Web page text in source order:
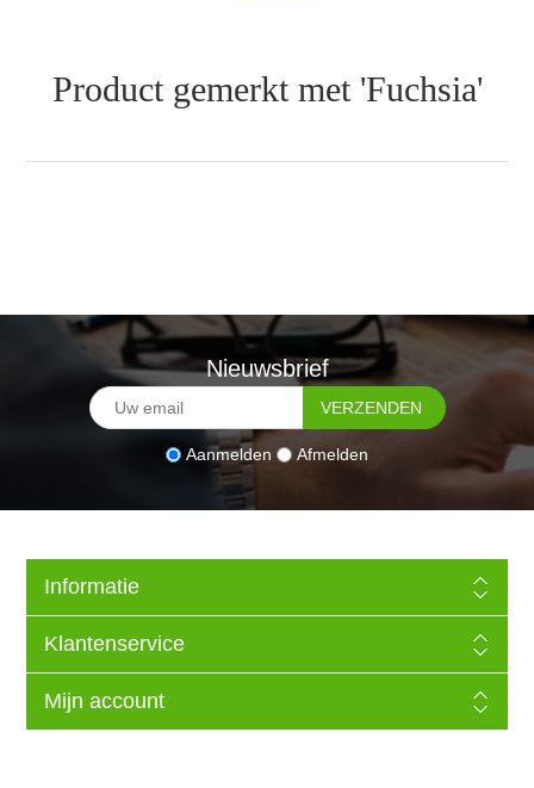
Product gemerkt met 'Fuchsia'
Nieuwsbrief
Aanmelden Afmelden
Informatie
Klantenservice
Mijn account